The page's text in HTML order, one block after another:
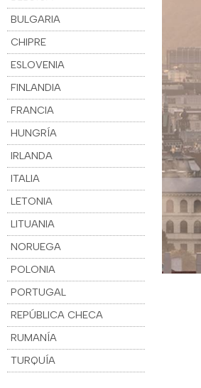
BULGARIA
CHIPRE
ESLOVENIA
FINLANDIA
FRANCIA
HUNGRÍA
IRLANDA
ITALIA
LETONIA
LITUANIA
NORUEGA
POLONIA
PORTUGAL
REPÚBLICA CHECA
RUMANÍA
TURQUÍA